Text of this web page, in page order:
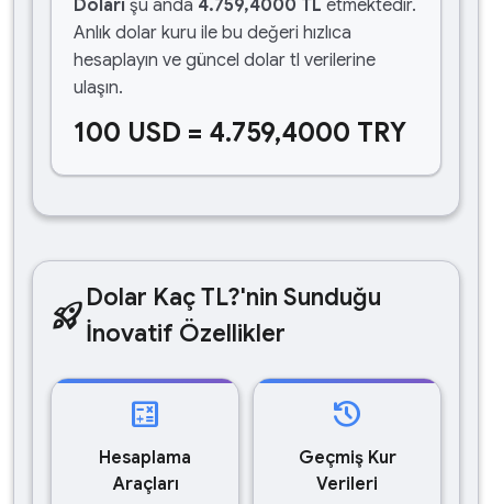
Doları şu anda 4.759,4000 TL etmektedir.
Anlık dolar kuru ile bu değeri hızlıca
hesaplayın ve güncel dolar tl verilerine
ulaşın.
100 USD = 4.759,4000 TRY
rocket_launchDolar Kaç TL?'nin Sunduğu
İnovatif Özellikler
calculate
Hesaplama
Araçları
history
Geçmiş Kur
Verileri